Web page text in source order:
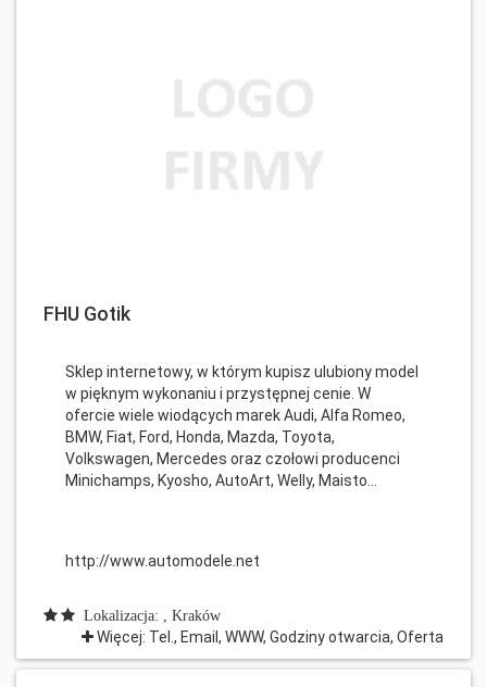
FHU Gotik
Sklep internetowy, w którym kupisz ulubiony model
w pięknym wykonaniu i przystępnej cenie. W
ofercie wiele wiodących marek Audi, Alfa Romeo,
BMW, Fiat, Ford, Honda, Mazda, Toyota,
Volkswagen, Mercedes oraz czołowi producenci
Minichamps, Kyosho, AutoArt, Welly, Maisto...
http://www.automodele.net
Lokalizacja: , Kraków
Więcej: Tel., Email, WWW, Godziny otwarcia, Oferta